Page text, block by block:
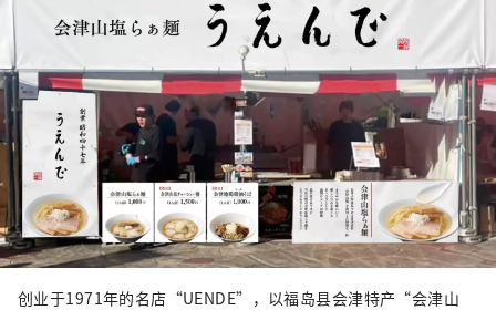
创业于1971年的名店“UENDE”，以福岛县会津特产“会津山